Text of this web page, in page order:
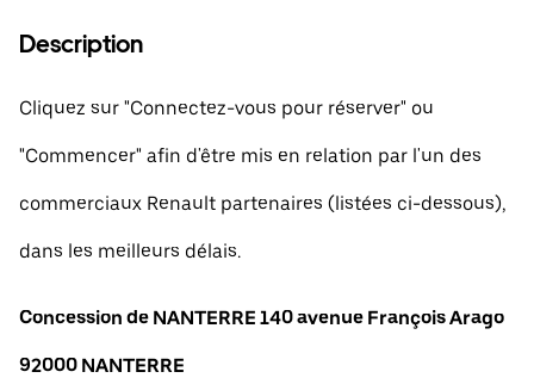
Description
Cliquez sur "Connectez-vous pour réserver" ou
"Commencer" afin d'être mis en relation par l'un des
commerciaux Renault partenaires (listées ci-dessous),
dans les meilleurs délais.
Concession de NANTERRE 140 avenue François Arago
92000 NANTERRE